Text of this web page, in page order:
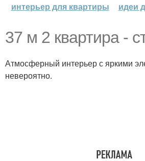
интерьер для квартиры
идеи
37 м 2 квартира -
Атмосферный интерьер с яркими
невероятно.